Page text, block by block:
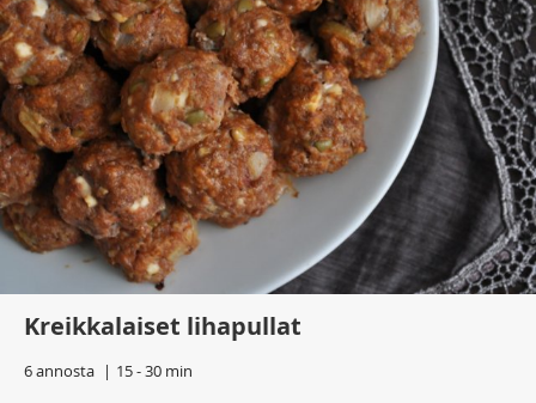
Kreikkalaiset lihapullat
6 annosta 15 - 30 min